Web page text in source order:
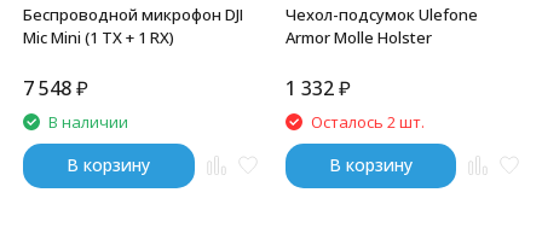
Беспроводной микрофон DJI
Mic Mini (1 TX + 1 RX)
7 548₽
В наличии
В корзину
Чехол-подсумок Ulefone
Armor Molle Holster
1 332 ₽
Осталось 2 шт.
В корзину